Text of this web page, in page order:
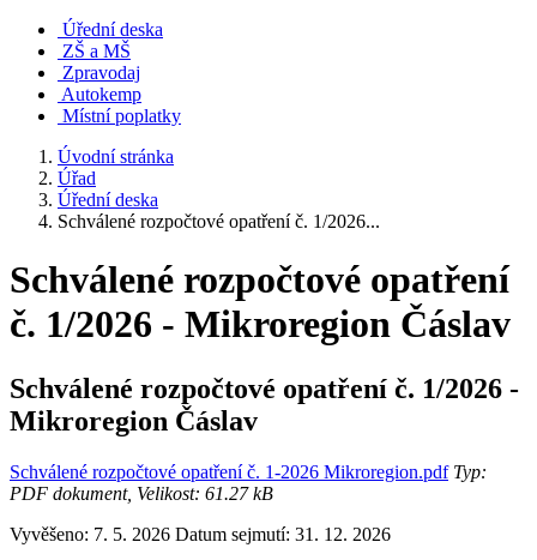
Úřední deska
ZŠ a MŠ
Zpravodaj
Autokemp
Místní poplatky
Úvodní stránka
Úřad
Úřední deska
Schválené rozpočtové opatření č. 1/2026...
Schválené rozpočtové opatření
č. 1/2026 - Mikroregion Čáslav
Schválené rozpočtové opatření č. 1/2026 -
Mikroregion Čáslav
Schválené rozpočtové opatření č. 1-2026 Mikroregion.pdfTyp:
PDF dokument, Velikost: 61.27 kB
Vyvěšeno: 7. 5. 2026 Datum sejmutí: 31. 12. 2026